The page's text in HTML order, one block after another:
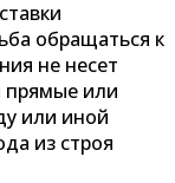
обращаться к
не несет
прямые или
или иной
из строя